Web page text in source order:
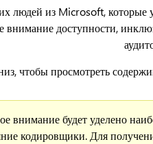
людей из Microsoft,
доступности,
чтобы просмотреть
внимание будет уделено
кодировщики. Для